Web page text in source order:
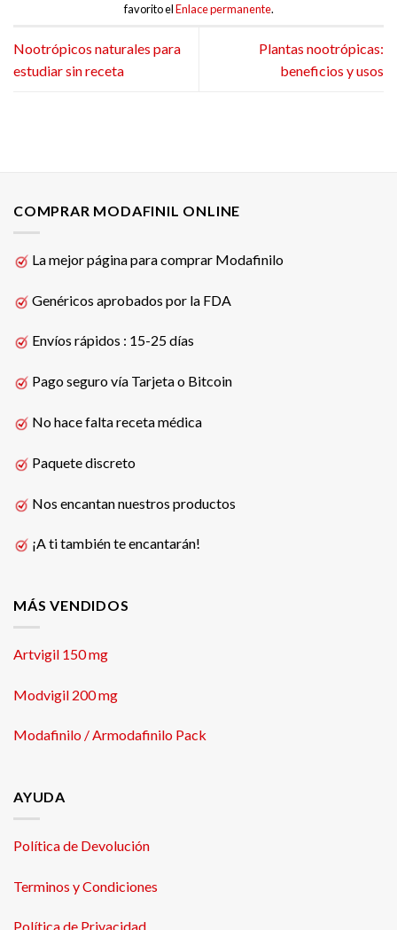
favorito elEnlace permanente.
Nootrópicos naturales para
estudiar sin receta
Plantas nootrópicas:
beneficios y usos
COMPRAR MODAFINIL ONLINE
La mejor página para comprar Modafinilo
Genéricos aprobados por la FDA
Envíos rápidos : 15-25 días
Pago seguro vía Tarjeta o Bitcoin
No hace falta receta médica
Paquete discreto
Nos encantan nuestros productos
¡A ti también te encantarán!
MÁS VENDIDOS
Artvigil 150 mg
Modvigil 200 mg
Modafinilo / Armodafinilo Pack
AYUDA
Política de Devolución
Terminos y Condiciones
Política de Privacidad